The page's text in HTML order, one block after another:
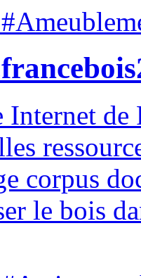
Internet de
corpus
le bois